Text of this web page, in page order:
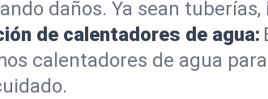
daños. Ya sean
de calentadores de agua:
calentadores de agua